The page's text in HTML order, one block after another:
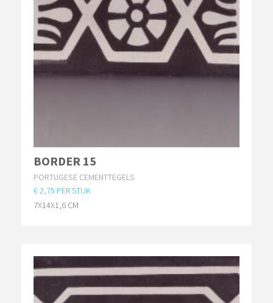
BORDER 15
PORTUGESE CEMENTTEGELS
€ 2,75 PER STUK
7X14X1,6 CM